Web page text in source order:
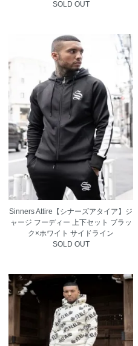
SOLD OUT
Sinners Attire【シナーズアタイア】ジ
ャージ フーディー 上下セット ブラッ
ク×ホワイト サイドライン
SOLD OUT